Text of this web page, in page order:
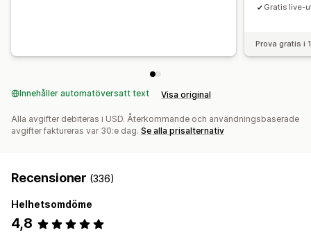
Gratis live-
Prova gratis i
Innehåller automatöversatt text Visa original
Alla avgifter debiteras i USD. Återkommande och användningsbaserade
avgifter faktureras var 30:e dag. Se alla prisalternativ
Recensioner (336)
Helhetsomdöme
4,8